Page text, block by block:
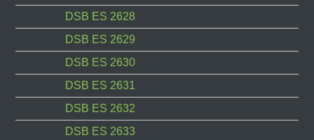
DSB ES 2628
DSB ES 2629
DSB ES 2630
DSB ES 2631
DSB ES 2632
DSB ES 2633